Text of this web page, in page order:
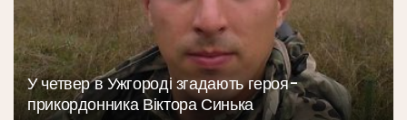
У четвер в Ужгороді згадають героя-
прикордонника Віктора Синька